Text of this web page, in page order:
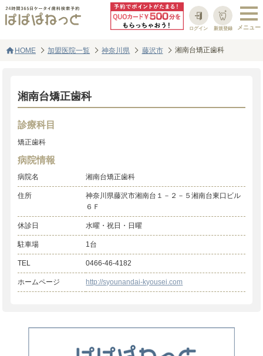
新規登録
ログイン
homeHOME 加盟医院一覧 神奈川県 藤沢市 湘南台矯正歯科
湘南台矯正歯科
診療科目
矯正歯科
病院情報
病院名 湘南台矯正歯科
住所
神奈川県藤沢市湘南台１－２－５湘南台東口ビル
６Ｆ
休診日 水曜・祝日・日曜
駐車場 1台
TEL 0466-46-4182
ホームページ http://syounandai-kyousei.com